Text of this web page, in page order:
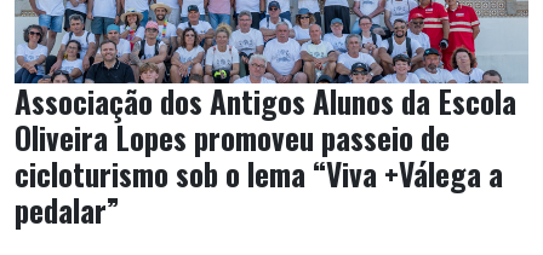
Associação dos Antigos Alunos da Escola
Oliveira Lopes promoveu passeio de
cicloturismo sob o lema “Viva +Válega a
pedalar”